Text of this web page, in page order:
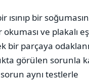
ısınıp bir
okuması ve plakalı
bir parçaya
görülen sorunla
aynı testlerle